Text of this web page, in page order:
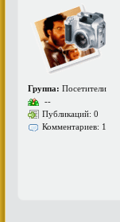
Группа: Посетители
--
Публикаций: 0
Комментариев: 1